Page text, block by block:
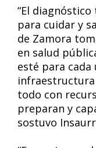
“El
para cuidar y
de Zamora
en salud
esté para cada
todo con
preparan y
sostuvo